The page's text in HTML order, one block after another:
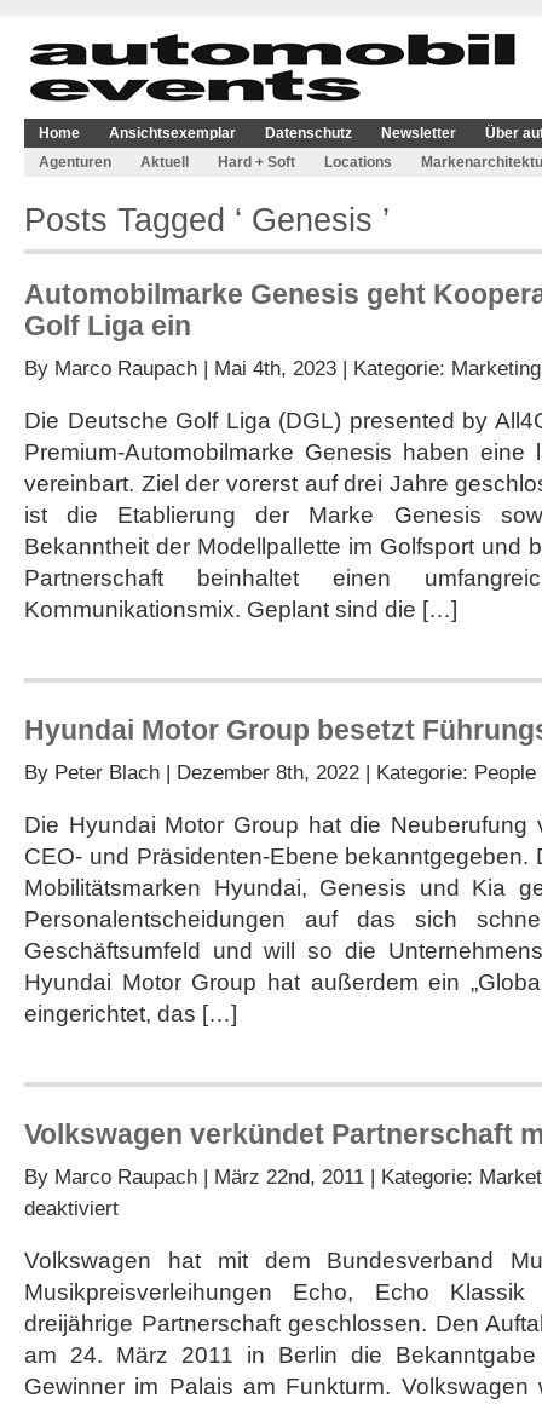
Home Ansichtsexemplar Datenschutz Newsletter
Über
Agenturen
Aktuell Hard + Soft Locations
Posts Tagged ‘ Genesis ’
Automobilmarke Genesis geht
Golf Liga ein
By Marco Raupach | Mai 4th, 2023 | Kategorie: Marketing
Die Deutsche Golf Liga (DGL) presented by
Premium-Automobilmarke Genesis haben eine
vereinbart. Ziel der vorerst auf drei Jahre
ist die Etablierung der Marke Genesis
Bekanntheit der Modellpallette im Golfsport und
Partnerschaft beinhaltet einen
Kommunikationsmix. Geplant sind die […]
Hyundai Motor Group besetzt
By Peter Blach | Dezember 8th, 2022 | Kategorie: People
Die Hyundai Motor Group hat die Neuberufung
CEO- und Präsidenten-Ebene bekanntgegeben.
Mobilitätsmarken Hyundai, Genesis und Kia
Personalentscheidungen auf das sich
Geschäftsumfeld und will so die
Hyundai Motor Group hat außerdem ein
eingerichtet, das […]
Volkswagen verkündet Partnerschaft
By Marco Raupach | März 22nd, 2011 | Kategorie:
deaktiviertfür
Partnerschaft
mit
Echo
Volkswagen hat mit dem Bundesverband
Musikpreisverleihungen Echo, Echo
dreijährige Partnerschaft geschlossen. Den
am 24. März 2011 in Berlin die
Gewinner im Palais am Funkturm.